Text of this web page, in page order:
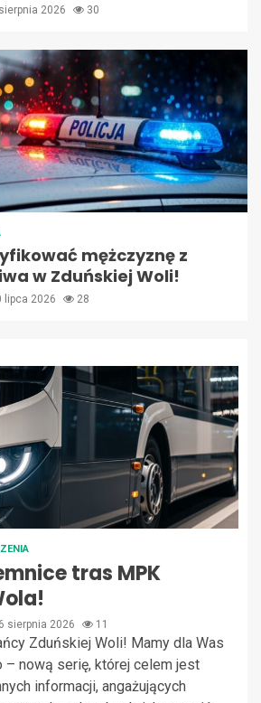
2026 30
mężczyznę z
w Zduńskiej Woli!
lipca 2026 28
tras MPK
6 sierpnia 2026 11
Zduńskiej Woli! Mamy dla Was
– nową serię, której celem jest
informacji, angażujących